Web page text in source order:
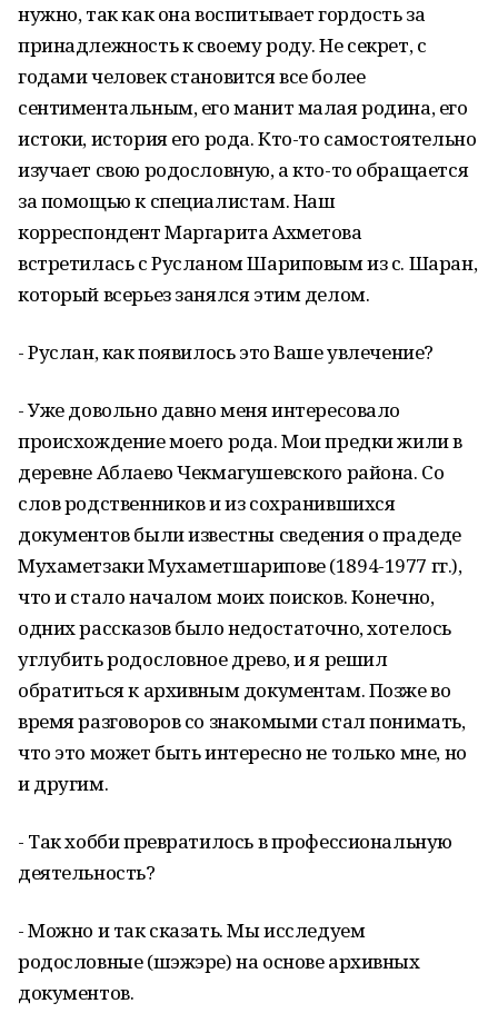
нужно, так как она воспитывает гордость за
принадлежность к своему роду. Не секрет, с
годами человек становится все более
сентиментальным, его манит малая родина, его
истоки, история его рода. Кто-то самостоятельно
изучает свою родословную, а кто-то обращается
за помощью к специалистам. Наш
корреспондент Маргарита Ахметова
встретилась с Русланом Шариповым из с. Шаран,
который всерьез занялся этим делом.
- Руслан, как появилось это Ваше увлечение?
- Уже довольно давно меня интересовало
происхождение моего рода. Мои предки жили в
деревне Аблаево Чекмагушевского района. Со
слов родственников и из сохранившихся
документов были известны сведения о прадеде
Мухаметзаки Мухаметшарипове (1894-1977 гг.),
что и стало началом моих поисков. Конечно,
одних рассказов было недостаточно, хотелось
углубить родословное древо, и я решил
обратиться к архивным документам. Позже во
время разговоров со знакомыми стал понимать,
что это может быть интересно не только мне, но
и другим.
- Так хобби превратилось в профессиональную
деятельность?
- Можно и так сказать. Мы исследуем
родословные (шэжэре) на основе архивных
документов.